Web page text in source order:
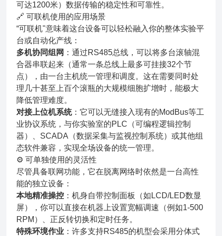
可达1200米）数据传输的稳定性和可靠性。
🔗 可联机使用的应用场景
“可联机"意味着这台设备可以轻松融入你的整体实验平
台或自动化产线：
多机协同组网 ：通过RS485总线，可以将多台滚轴混
合器串联起来（通常一条总线上最多可挂接32个节
点），由一台主机统一管理和调度。这在需要同时处
理几十甚至上百个滚瓶的大规模细胞扩增时，能极大
降低管理难度。
对接上位机系统：它可以无缝接入现有的ModBus等工
业协议系统，与你实验室的PLC（可编程逻辑控制
器）、SCADA（数据采集与监视控制系统）或其他组
态软件兼容，实现全场设备的统一管理。
⚙️ 可单独使用的灵活性
尽管具备联网功能，它在脱离网络时依然是一台高性
能的独立设备：
本地精准操控 ：机身自带控制面板（如LCD/LED数显
屏），你可以直接在机器上设置宽幅调速（例如1-500
RPM）、正反转切换和定时任务。
特殊环境作业 ：许多支持RS485的机型会采用分体式